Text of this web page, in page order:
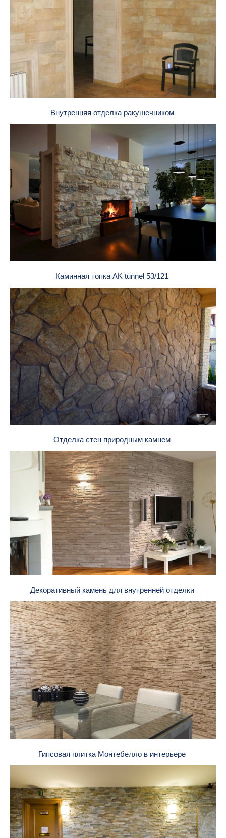
Внутренняя отделка ракушечником
Каминная топка AK tunnel 53/121
Отделка стен природным камнем
Декоративный камень для внутренней отделки
Гипсовая плитка Монтебелло в интерьере